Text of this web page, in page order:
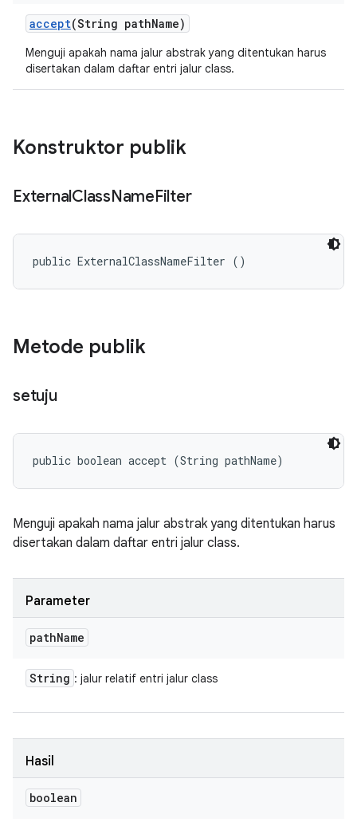
accept(String pathName)
Menguji apakah nama jalur abstrak yang ditentukan harus
disertakan dalam daftar entri jalur class.
Konstruktor publik
ExternalClassNameFilter
public ExternalClassNameFilter ()
Metode publik
setuju
public boolean accept (String pathName)
Menguji apakah nama jalur abstrak yang ditentukan harus
disertakan dalam daftar entri jalur class.
Parameter
pathName
String : jalur relatif entri jalur class
Hasil
boolean